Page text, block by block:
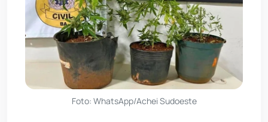
Foto: WhatsApp/Achei Sudoeste